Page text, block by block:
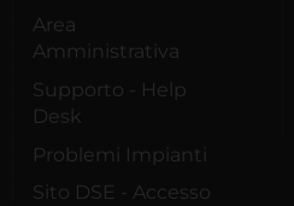
Area
Amministrativa
Supporto - Help
Desk
Problemi Impianti
Sito DSE - Accesso